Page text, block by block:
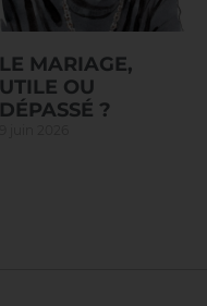
LE MARIAGE,
UTILE OU
DÉPASSÉ ?